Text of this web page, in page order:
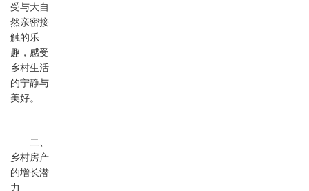
受与大自
然亲密接
触的乐
趣，感受
乡村生活
的宁静与
美好。
二、
乡村房产
的增长潜
力